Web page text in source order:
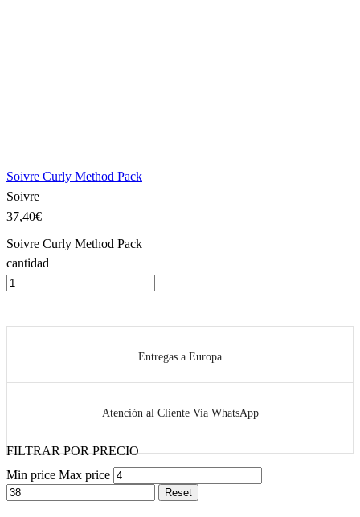
Soivre Curly Method Pack
Soivre
37,40€
Soivre Curly Method Pack
cantidad
Entregas a Europa
Atención al Cliente Via WhatsApp
FILTRAR POR PRECIO
Min price Max price
Reset